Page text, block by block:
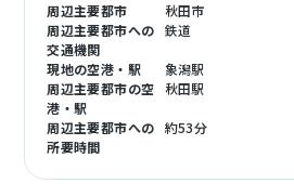
周辺主要都市
秋田市
周辺主要都市への
交通機関
鉄道
現地の空港・駅
象潟駅
周辺主要都市の空
港・駅
秋田駅
周辺主要都市への
所要時間
約53分